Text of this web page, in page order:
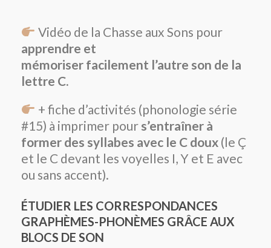
Vidéo de la Chasse aux Sons pour
apprendre et
mémoriser facilement l’autre son de la
lettre C.
+ fiche d’activités (phonologie série
#15) à imprimer pour s’entraîner à
former des syllabes avec le C doux (le Ç
et le C devant les voyelles I, Y et E avec
ou sans accent).
ÉTUDIER LES CORRESPONDANCES
GRAPHÈMES-PHONÈMES GRÂCE AUX
BLOCS DE SON